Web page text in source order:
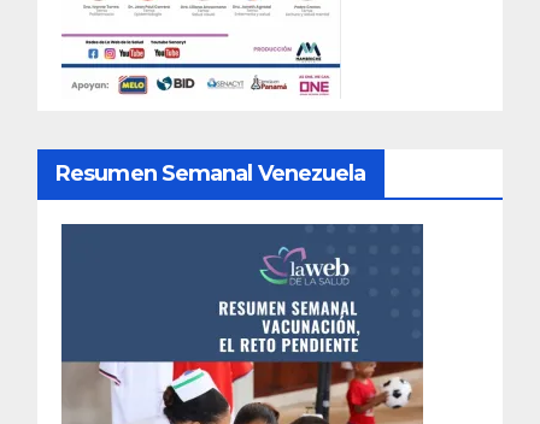
Resumen Semanal Venezuela